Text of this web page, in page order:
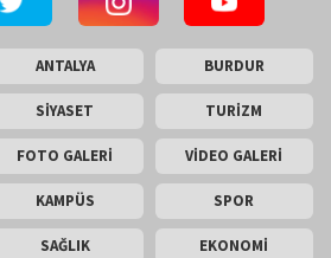
ANTALYA BURDUR
SİYASET TURİZM
FOTO GALERİ VİDEO GALERİ
KAMPÜS SPOR
SAĞLIK EKONOMİ